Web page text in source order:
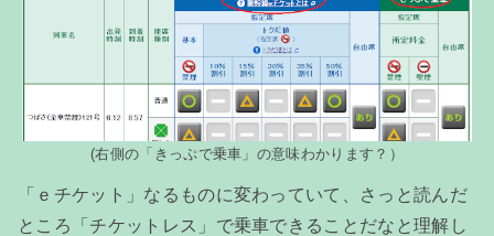
(右側の「きっぷで乗車」の意味わかります？）
「ｅチケット」なるものに変わっていて、さっと読んだ
ところ「チケットレス」で乗車できることだなと理解し